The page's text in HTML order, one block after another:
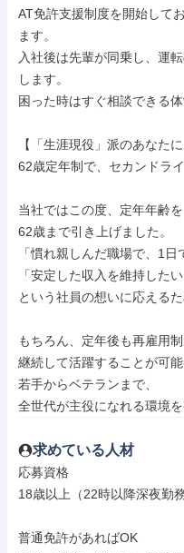
AT免許支援制度を開始して
ます。
入社後は先輩が同乗し、運
します。
困った時はすぐ相談できる
【「生涯現役」派のあなたに
62歳定年制で、セカンドラ
当社ではこの度、定年年齢を
62歳まで引き上げました。
「慣れ親しんだ職場で、1日
「安定した収入を維持したい
という社員の想いに応える
もちろん、定年後も再雇用
継続して活躍することが可能
若手からベテランまで、
全世代が主役になれる環境を
求めている人材
応募資格
18歳以上（22時以降深夜勤
普通免許があればOK